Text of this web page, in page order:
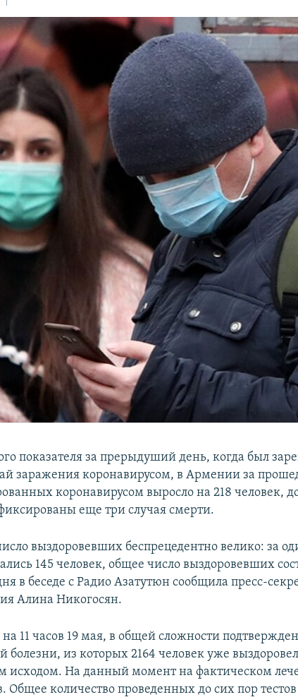
показателя за прерыдуший день, когда был
заражения коронавирусом, в Армении за
коронавирусом выросло на 218 человек,
еще три случая смерти.
выздоровевших беспрецедентно велико: за
145 человек, общее число выздоровевших
в беседе с Радио Азатутюн сообщила пресс-
Алина Никогосян.
11 часов 19 мая, в общей сложности
болезни, из которых 2164 человек уже
исходом. На данный момент на фактическом
Общее количество проведенных до сих пор